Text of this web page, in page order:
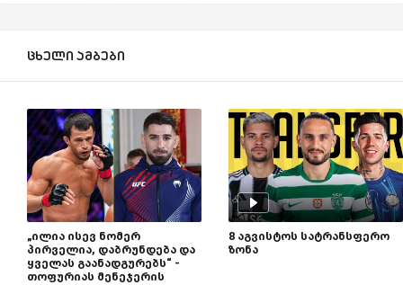
ცხელი ამბები
„ილია ისევ ნომერ
პირველია, დაბრუნდება და
ყველას გაანადგურებს“ -
თოფურიას მენეჯერის
8 აგვისტოს სატრანსფერო
ზონა